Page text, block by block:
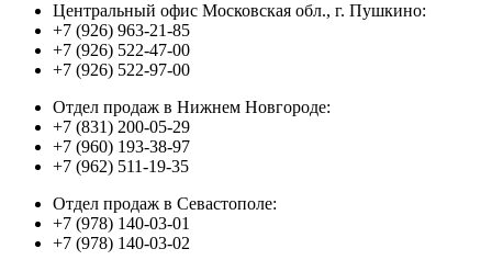
Центральный офис Московская обл., г. Пушкино:
+7 (926) 963-21-85
+7 (926) 522-47-00
+7 (926) 522-97-00
Отдел продаж в Нижнем Новгороде:
+7 (831) 200-05-29
+7 (960) 193-38-97
+7 (962) 511-19-35
Отдел продаж в Севастополе:
+7 (978) 140-03-01
+7 (978) 140-03-02